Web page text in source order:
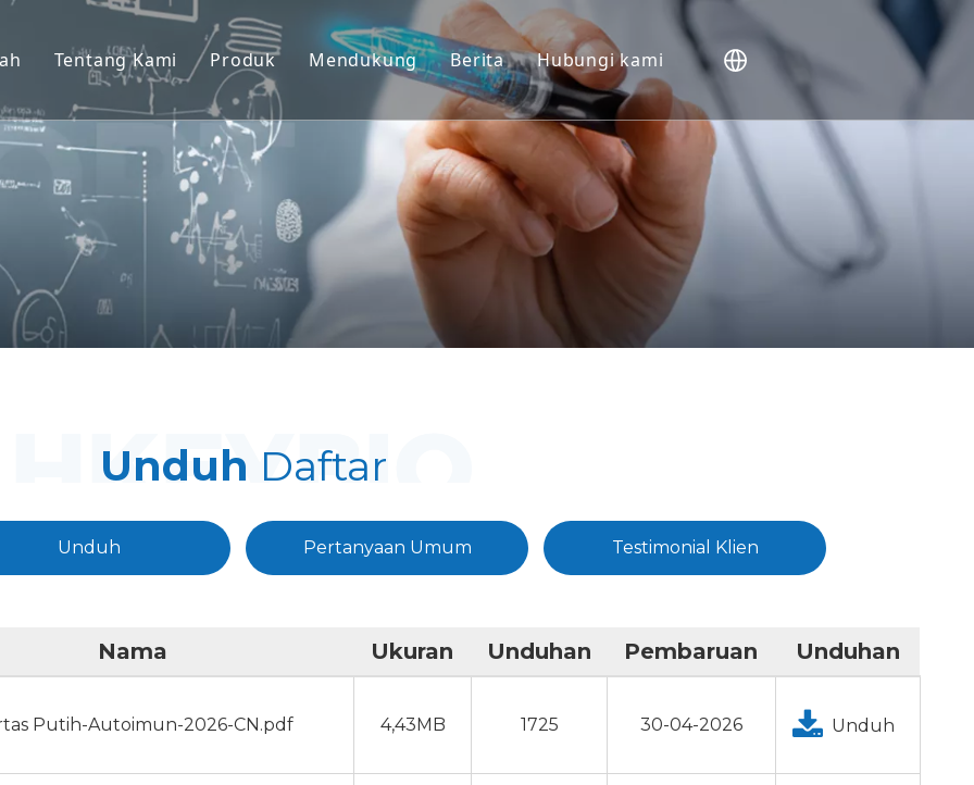
Tentang Kami Produk
Model Primata Non-Manusia (NHP).
Model Hewan Pengerat
Jaringan Manusia & Model Ex Vivo
Evaluasi Khasiat Terintegrasi
Pengobatan & Biomarker Translasi
Dukungan Pengajuan IND
Mendukung
Melayani
Pertanyaan Umum
Testimonial Klien
Berita Hubungi kami
Unduh Daftar
Unduh Pertanyaan Umum Testimonial Klien
Nama Ukuran Unduhan Pembaruan Unduhan
Putih-Autoimun-2026-CN.pdf 4,43MB 1725 30-04-2026 Unduh